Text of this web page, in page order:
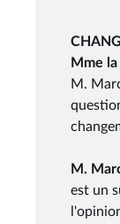
Mme
M.
M.
est un